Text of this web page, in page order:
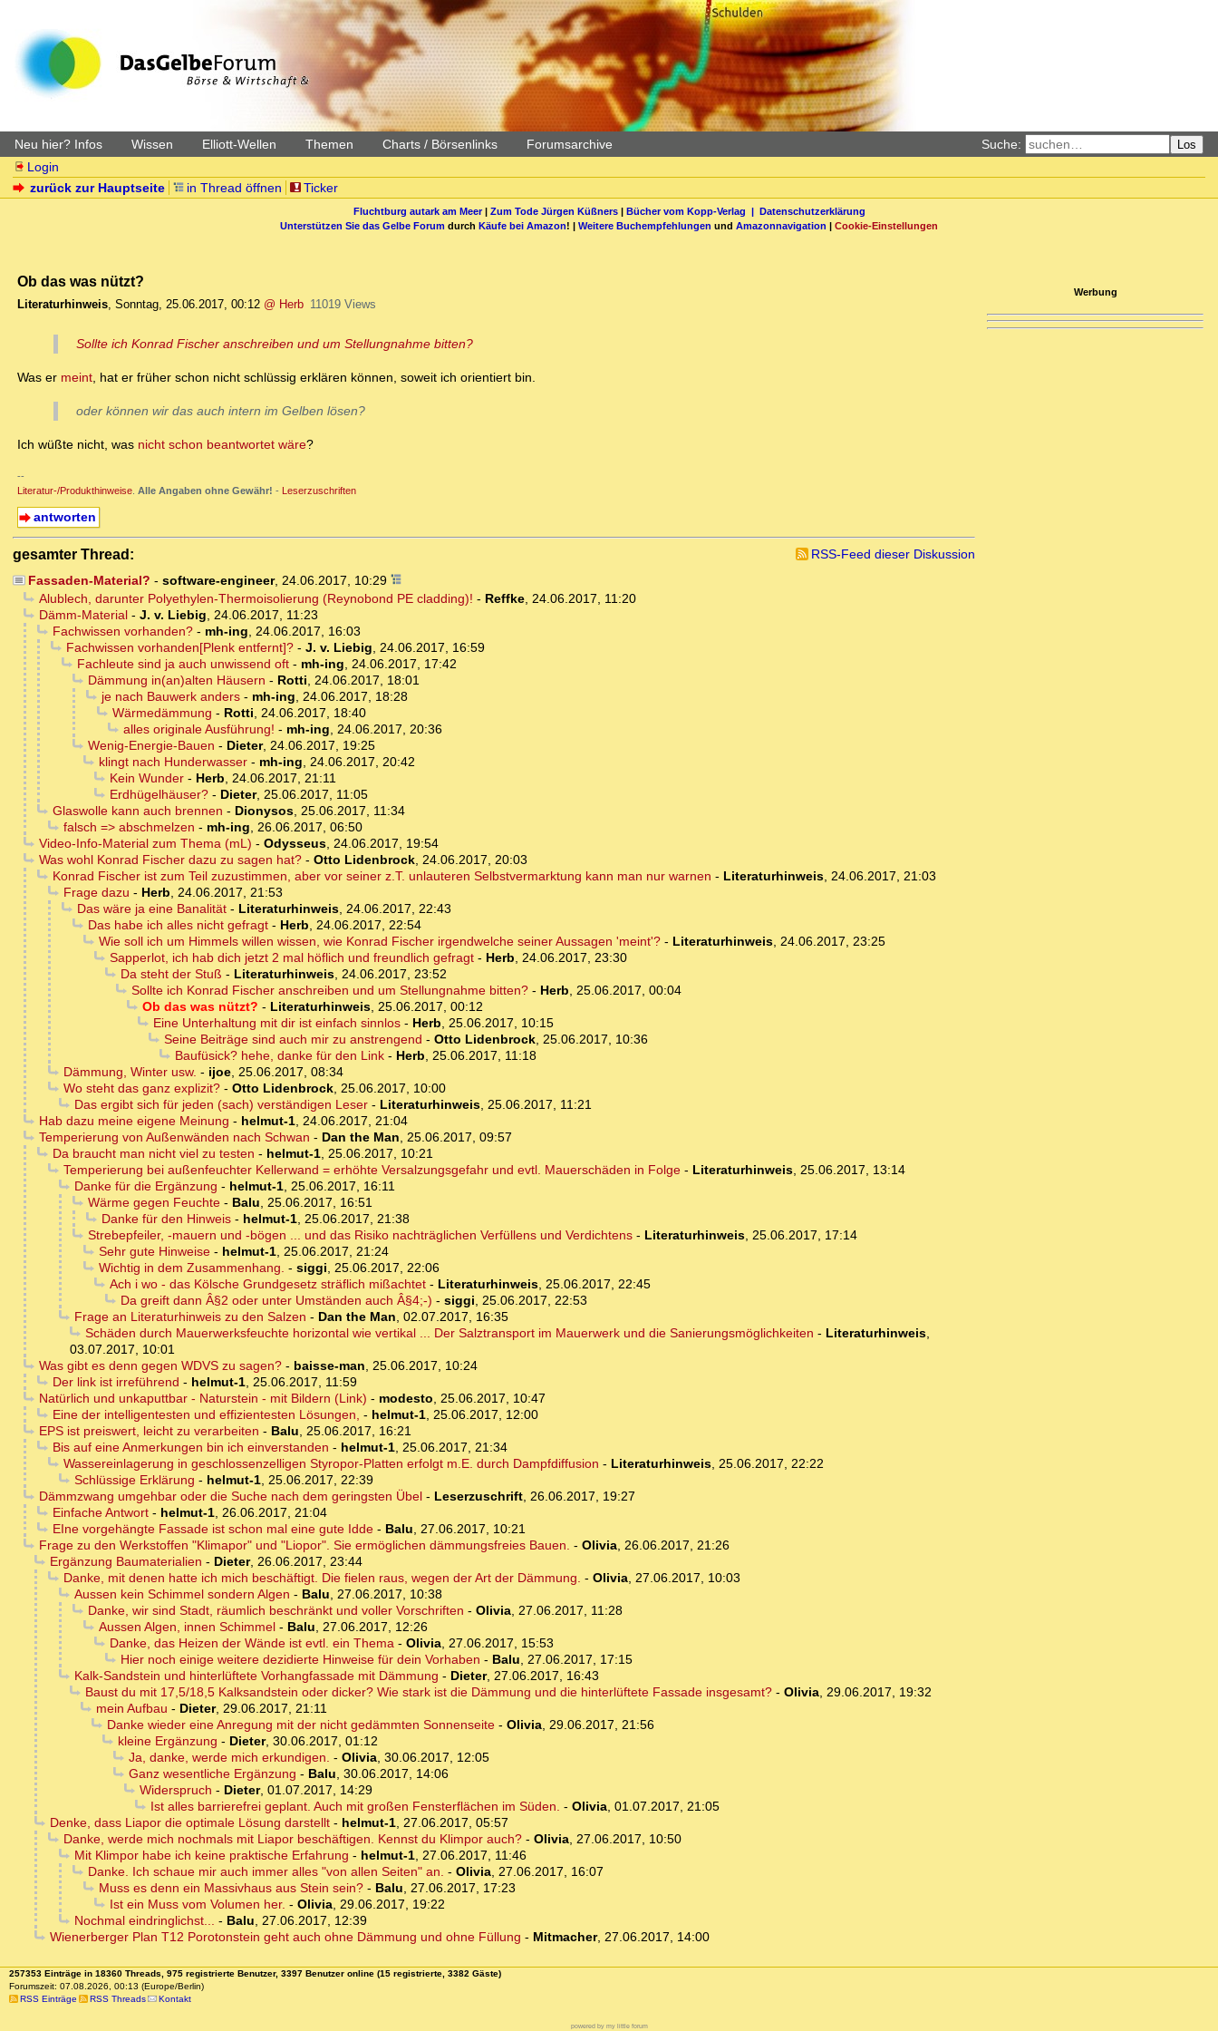
Neu hier? Infos Wissen Elliott-Wellen Themen Charts / Börsenlinks Forumsarchive Suche: Los
Login
zurück zur Hauptseite
in Thread öffnen Ticker
Fluchtburg autark am Meer| Zum Tode Jürgen Küßners| Bücher vom Kopp-Verlag | Datenschutzerklärung
Unterstützen Sie das Gelbe Forum durch Käufe bei Amazon! | Weitere Buchempfehlungen und Amazonnavigation | Cookie-Einstellungen
Ob das was nützt?
Literaturhinweis, Sonntag, 25.06.2017, 00:12 @ Herb 11019 Views
Sollte ich Konrad Fischer anschreiben und um Stellungnahme bitten?
Was er meint, hat er früher schon nicht schlüssig erklären können, soweit ich orientiert bin.
oder können wir das auch intern im Gelben lösen?
Ich wüßte nicht, was nicht schon beantwortet wäre?
--
Literatur-/Produkthinweise. Alle Angaben ohne Gewähr! - Leserzuschriften
antworten
gesamter Thread:
RSS-Feed dieser Diskussion
Fassaden-Material? - software-engineer, 24.06.2017, 10:29
Alublech, darunter Polyethylen-Thermoisolierung (Reynobond PE cladding)! - Reffke, 24.06.2017, 11:20
Dämm-Material- J. v. Liebig, 24.06.2017, 11:23
Fachwissen vorhanden?- mh-ing, 24.06.2017, 16:03
Fachwissen vorhanden[Plenk entfernt]?- J. v. Liebig, 24.06.2017, 16:59
Fachleute sind ja auch unwissend oft- mh-ing, 24.06.2017, 17:42
Dämmung in(an)alten Häusern - Rotti, 24.06.2017, 18:01
je nach Bauwerk anders- mh-ing, 24.06.2017, 18:28
Wärmedämmung - Rotti, 24.06.2017, 18:40
alles originale Ausführung! - mh-ing, 24.06.2017, 20:36
Wenig-Energie-Bauen - Dieter, 24.06.2017, 19:25
klingt nach Hunderwasser- mh-ing, 24.06.2017, 20:42
Kein Wunder- Herb, 24.06.2017, 21:11
Erdhügelhäuser?- Dieter, 25.06.2017, 11:05
Glaswolle kann auch brennen - Dionysos, 25.06.2017, 11:34
falsch => abschmelzen - mh-ing, 26.06.2017, 06:50
Video-Info-Material zum Thema (mL) - Odysseus, 24.06.2017, 19:54
Was wohl Konrad Fischer dazu zu sagen hat?- Otto Lidenbrock, 24.06.2017, 20:03
Konrad Fischer ist zum Teil zuzustimmen, aber vor seiner z.T. unlauteren Selbstvermarktung kann man nur warnen - Literaturhinweis, 24.06.2017, 21:03
Frage dazu - Herb, 24.06.2017, 21:53
Das wäre ja eine Banalität- Literaturhinweis, 24.06.2017, 22:43
Das habe ich alles nicht gefragt- Herb, 24.06.2017, 22:54
Wie soll ich um Himmels willen wissen, wie Konrad Fischer irgendwelche seiner Aussagen 'meint'?- Literaturhinweis, 24.06.2017, 23:25
Sapperlot, ich hab dich jetzt 2 mal höflich und freundlich gefragt- Herb, 24.06.2017, 23:30
Da steht der Stuß - Literaturhinweis, 24.06.2017, 23:52
Sollte ich Konrad Fischer anschreiben und um Stellungnahme bitten?- Herb, 25.06.2017, 00:04
Ob das was nützt? - Literaturhinweis, 25.06.2017, 00:12
Eine Unterhaltung mit dir ist einfach sinnlos- Herb, 25.06.2017, 10:15
Seine Beiträge sind auch mir zu anstrengend - Otto Lidenbrock, 25.06.2017, 10:36
Baufüsick? hehe, danke für den Link- Herb, 25.06.2017, 11:18
Dämmung, Winter usw. - ijoe, 25.06.2017, 08:34
Wo steht das ganz explizit?- Otto Lidenbrock, 25.06.2017, 10:00
Das ergibt sich für jeden (sach) verständigen Leser- Literaturhinweis, 25.06.2017, 11:21
Hab dazu meine eigene Meinung - helmut-1, 24.06.2017, 21:04
Temperierung von Außenwänden nach Schwan - Dan the Man, 25.06.2017, 09:57
Da braucht man nicht viel zu testen - helmut-1, 25.06.2017, 10:21
Temperierung bei außenfeuchter Kellerwand = erhöhte Versalzungsgefahr und evtl. Mauerschäden in Folge- Literaturhinweis, 25.06.2017, 13:14
Danke für die Ergänzung - helmut-1, 25.06.2017, 16:11
Wärme gegen Feuchte- Balu, 25.06.2017, 16:51
Danke für den Hinweis- helmut-1, 25.06.2017, 21:38
Strebepfeiler, -mauern und -bögen ... und das Risiko nachträglichen Verfüllens und Verdichtens- Literaturhinweis, 25.06.2017, 17:14
Sehr gute Hinweise- helmut-1, 25.06.2017, 21:24
Wichtig in dem Zusammenhang. - siggi, 25.06.2017, 22:06
Ach i wo - das Kölsche Grundgesetz sträflich mißachtet- Literaturhinweis, 25.06.2017, 22:45
Da greift dann Â§2 oder unter Umständen auch Â§4;-) - siggi, 25.06.2017, 22:53
Frage an Literaturhinweis zu den Salzen - Dan the Man, 02.07.2017, 16:35
Schäden durch Mauerwerksfeuchte horizontal wie vertikal ... Der Salztransport im Mauerwerk und die Sanierungsmöglichkeiten - Literaturhinweis,
03.07.2017, 10:01
Was gibt es denn gegen WDVS zu sagen?- baisse-man, 25.06.2017, 10:24
Der link ist irreführend - helmut-1, 25.06.2017, 11:59
Natürlich und unkaputtbar - Naturstein - mit Bildern (Link) - modesto, 25.06.2017, 10:47
Eine der intelligentesten und effizientesten Lösungen, - helmut-1, 25.06.2017, 12:00
EPS ist preiswert, leicht zu verarbeiten - Balu, 25.06.2017, 16:21
Bis auf eine Anmerkungen bin ich einverstanden - helmut-1, 25.06.2017, 21:34
Wassereinlagerung in geschlossenzelligen Styropor-Platten erfolgt m.E. durch Dampfdiffusion - Literaturhinweis, 25.06.2017, 22:22
Schlüssige Erklärung - helmut-1, 25.06.2017, 22:39
Dämmzwang umgehbar oder die Suche nach dem geringsten Übel- Leserzuschrift, 26.06.2017, 19:27
Einfache Antwort- helmut-1, 26.06.2017, 21:04
EIne vorgehängte Fassade ist schon mal eine gute Idde- Balu, 27.06.2017, 10:21
Frage zu den Werkstoffen "Klimapor" und "Liopor". Sie ermöglichen dämmungsfreies Bauen. - Olivia, 26.06.2017, 21:26
Ergänzung Baumaterialien - Dieter, 26.06.2017, 23:44
Danke, mit denen hatte ich mich beschäftigt. Die fielen raus, wegen der Art der Dämmung. - Olivia, 27.06.2017, 10:03
Aussen kein Schimmel sondern Algen - Balu, 27.06.2017, 10:38
Danke, wir sind Stadt, räumlich beschränkt und voller Vorschriften - Olivia, 27.06.2017, 11:28
Aussen Algen, innen Schimmel- Balu, 27.06.2017, 12:26
Danke, das Heizen der Wände ist evtl. ein Thema- Olivia, 27.06.2017, 15:53
Hier noch einige weitere dezidierte Hinweise für dein Vorhaben - Balu, 27.06.2017, 17:15
Kalk-Sandstein und hinterlüftete Vorhangfassade mit Dämmung - Dieter, 27.06.2017, 16:43
Baust du mit 17,5/18,5 Kalksandstein oder dicker? Wie stark ist die Dämmung und die hinterlüftete Fassade insgesamt?- Olivia, 29.06.2017, 19:32
mein Aufbau - Dieter, 29.06.2017, 21:11
Danke wieder eine Anregung mit der nicht gedämmten Sonnenseite- Olivia, 29.06.2017, 21:56
kleine Ergänzung - Dieter, 30.06.2017, 01:12
Ja, danke, werde mich erkundigen. - Olivia, 30.06.2017, 12:05
Ganz wesentliche Ergänzung - Balu, 30.06.2017, 14:06
Widerspruch - Dieter, 01.07.2017, 14:29
Ist alles barrierefrei geplant. Auch mit großen Fensterflächen im Süden. - Olivia, 01.07.2017, 21:05
Denke, dass Liapor die optimale Lösung darstellt- helmut-1, 27.06.2017, 05:57
Danke, werde mich nochmals mit Liapor beschäftigen. Kennst du Klimpor auch?- Olivia, 27.06.2017, 10:50
Mit Klimpor habe ich keine praktische Erfahrung - helmut-1, 27.06.2017, 11:46
Danke. Ich schaue mir auch immer alles "von allen Seiten" an. - Olivia, 27.06.2017, 16:07
Muss es denn ein Massivhaus aus Stein sein?- Balu, 27.06.2017, 17:23
Ist ein Muss vom Volumen her. - Olivia, 29.06.2017, 19:22
Nochmal eindringlichst... - Balu, 27.06.2017, 12:39
Wienerberger Plan T12 Porotonstein geht auch ohne Dämmung und ohne Füllung - Mitmacher, 27.06.2017, 14:00
Werbung
257353 Einträge in 18360 Threads, 975 registrierte Benutzer, 3397 Benutzer online (15 registrierte, 3382 Gäste)
Forumszeit: 07.08.2026, 00:13 (Europe/Berlin)
RSS Einträge
RSS Threads Kontakt
powered by my little forum